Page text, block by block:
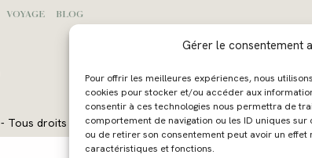
Gérer le consentement
Pour offrir les meilleures expériences, nous
cookies pour stocker et/ou accéder aux
consentir à ces technologies nous permettra de
comportement de navigation ou les ID uniques
ou de retirer son consentement peut avoir un effet
caractéristiques et fonctions.
VOYAGE
BLOG
- Tous droits réservés - Webdesign :Caroline Liabot-